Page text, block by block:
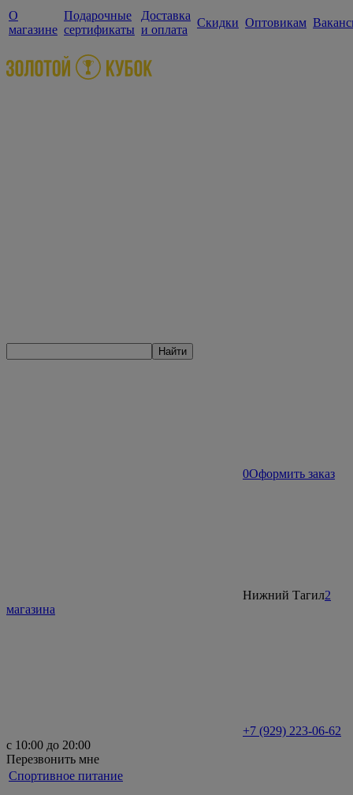
О
магазине
Подарочные
сертификаты
Доставка
и оплата
Скидки Оптовикам
Найти
0Оформить заказ
Нижний Тагил2
магазина
+7 (929) 223-06-62
с 10:00 до 20:00
Перезвонить мне
Спортивное питание